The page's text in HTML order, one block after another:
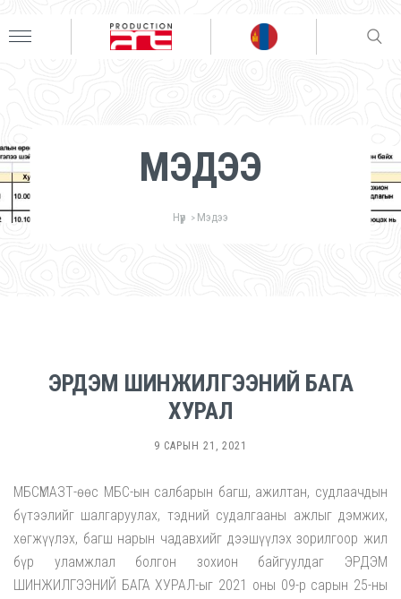
МЭДЭЭ
Нүүр > Мэдээ
ЭРДЭМ ШИНЖИЛГЭЭНИЙ БАГА
ХУРАЛ
9 САРЫН 21, 2021
МБСҮМАЗТ-өөс МБС-ын салбарын багш, ажилтан, судлаачдын
бүтээлийг шалгаруулах, тэдний судалгааны ажлыг дэмжих,
хөгжүүлэх, багш нарын чадавхийг дээшүүлэх зорилгоор жил
бүр уламжлал болгон зохион байгуулдаг ЭРДЭМ
ШИНЖИЛГЭЭНИЙ БАГА ХУРАЛ-ыг 2021 оны 09-р сарын 25-ны